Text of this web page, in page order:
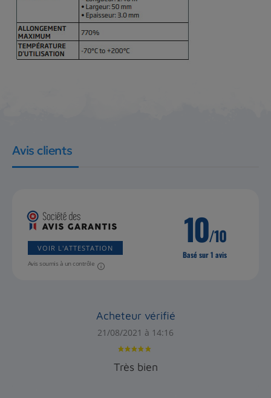
Avis clients
VOIR L'ATTESTATION
Avis soumis à un contrôle
10/10
Basé sur 1 avis
Acheteur vérifié
21/08/2021 à 14:16
Très bien